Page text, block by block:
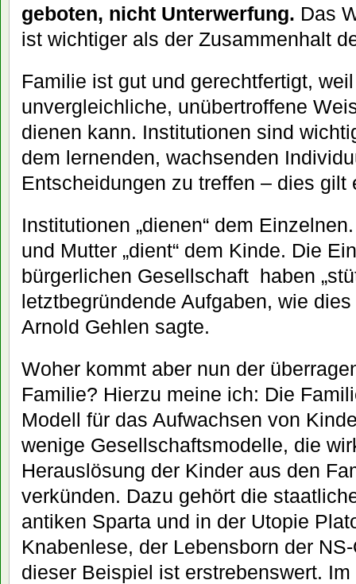
geboten, nicht Unterwerfung. Das
ist wichtiger als der Zusammenhalt
Familie ist gut und gerechtfertigt,
unvergleichliche, unübertroffene
dienen kann. Institutionen sind
dem lernenden, wachsenden
Entscheidungen zu treffen – dies gilt
Institutionen „dienen“ dem
und Mutter „dient“ dem Kinde. Die
bürgerlichen Gesellschaft haben
letztbegründende Aufgaben, wie
Arnold Gehlen sagte.
Woher kommt aber nun der
Familie? Hierzu meine ich: Die
Modell für das Aufwachsen von
wenige Gesellschaftsmodelle, die
Herauslösung der Kinder aus den
verkünden. Dazu gehört die
antiken Sparta und in der Utopie
Knabenlese, der Lebensborn der
dieser Beispiel ist erstrebenswert.